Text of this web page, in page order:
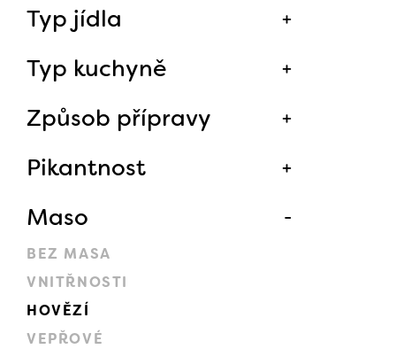
Typ jídla
Typ kuchyně
Způsob přípravy
Pikantnost
Maso
BEZ MASA
VNITŘNOSTI
HOVĚZÍ
VEPŘOVÉ